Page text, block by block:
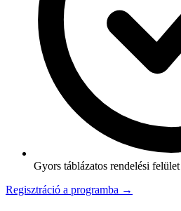
Gyors táblázatos rendelési felület
Regisztráció a programba →